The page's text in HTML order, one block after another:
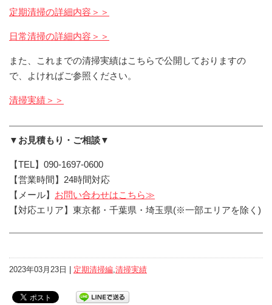
定期清掃の詳細内容＞＞
日常清掃の詳細内容＞＞
また、これまでの清掃実績はこちらで公開しておりますの
で、よければご参照ください。
清掃実績＞＞
▼お見積もり・ご相談▼
【TEL】090-1697-0600
【営業時間】24時間対応
【メール】 お問い合わせはこちら≫
【対応エリア】東京都・千葉県・埼玉県(※一部エリアを除く)
2023年03月23日 | 定期清掃編,清掃実績